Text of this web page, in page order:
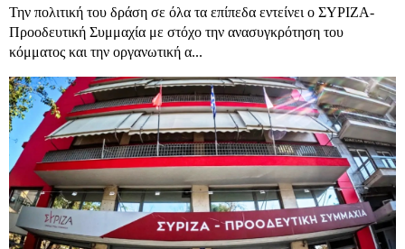
Την πολιτική του δράση σε όλα τα επίπεδα εντείνει ο ΣΥΡΙΖΑ-
Προοδευτική Συμμαχία με στόχο την ανασυγκρότηση του
κόμματος και την οργανωτική α...